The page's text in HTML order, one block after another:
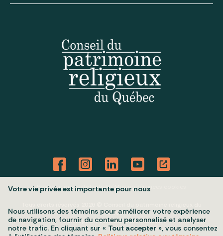
Politique de confidentialité Mes préférences cookies
Québec
Conception et réalisation :Nubee
Votre vie privée est importante pour nous
Nous utilisons des témoins pour améliorer votre expérience
de navigation, fournir du contenu personnalisé et analyser
notre trafic. En cliquant sur « Tout accepter », vous consentez